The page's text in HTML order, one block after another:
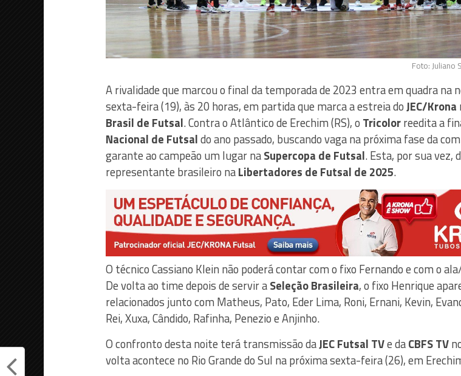
Foto: Juliano
A rivalidade que marcou o final da temporada de 2023 entra em quadra na
sexta-feira (19), às 20 horas, em partida que marca a estreia doJEC/Krona
Brasil de Futsal. Contra o Atlântico de Erechim (RS), o Tricolorreedita a
Nacional de Futsaldo ano passado, buscando vaga na próxima fase da
garante ao campeão um lugar naSupercopa de Futsal. Esta, por sua vez,
representante brasileiro naLibertadores de Futsal de 2025.
O técnico Cassiano Klein não poderá contar com o fixo Fernando e com o
De volta ao time depois de servir aSeleção Brasileira, o fixo Henrique
relacionados junto com Matheus, Pato, Eder Lima, Roni, Ernani, Kevin,
Rei, Xuxa, Cândido, Rafinha, Penezio e Anjinho.
O confronto desta noite terá transmissão daJEC Futsal TVe daCBFS TV
volta acontece no Rio Grande do Sul na próxima sexta-feira (26), em